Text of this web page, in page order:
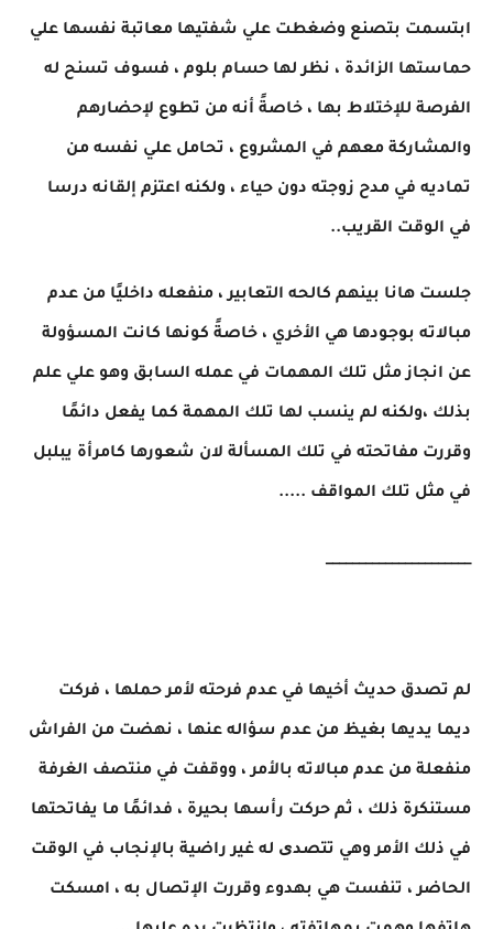
ابتسمت بتصنع وضغطت علي شفتيها معاتبة نفسها علي
حماستها الزائدة ، نظر لها حسام بلوم ، فسوف تسنح له
الفرصة للإختلاط بها ، خاصةً أنه من تطوع لإحضارهم
والمشاركة معهم في المشروع ، تحامل علي نفسه من
تماديه في مدح زوجته دون حياء ، ولكنه اعتزم إلقانه درسا
في الوقت القريب..
جلست هانا بينهم كالحه التعابير ، منفعله داخليًا من عدم
مبالاته بوجودها هي الأخري ، خاصةً كونها كانت المسؤولة
عن انجاز مثل تلك المهمات في عمله السابق وهو علي علم
بذلك ،ولكنه لم ينسب لها تلك المهمة كما يفعل دائمًا
وقررت مفاتحته في تلك المسألة لان شعورها كامرأة يبلبل
في مثل تلك المواقف .....
______________________
لم تصدق حديث أخيها في عدم فرحته لأمر حملها ، فركت
ديما يديها بغيظ من عدم سؤاله عنها ، نهضت من الفراش
منفعلة من عدم مبالاته بالأمر ، ووقفت في منتصف الغرفة
مستنكرة ذلك ، ثم حركت رأسها بحيرة ، فدائمًا ما يفاتحتها
في ذلك الأمر وهي تتصدی له غير راضية بالإنجاب في الوقت
الحاضر ، تنفست هي بهدوء وقررت الإتصال به ، امسكت